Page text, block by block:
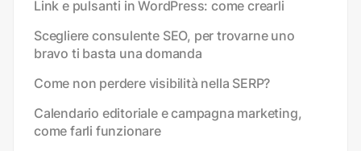
Link e pulsanti in WordPress: come crearli
Scegliere consulente SEO, per trovarne uno
bravo ti basta una domanda
Come non perdere visibilità nella SERP?
Calendario editoriale e campagna marketing,
come farli funzionare